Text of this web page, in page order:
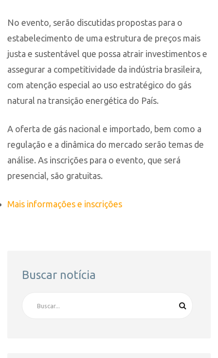
No evento, serão discutidas propostas para o
estabelecimento de uma estrutura de preços mais
justa e sustentável que possa atrair investimentos e
assegurar a competitividade da indústria brasileira,
com atenção especial ao uso estratégico do gás
natural na transição energética do País.
A oferta de gás nacional e importado, bem como a
regulação e a dinâmica do mercado serão temas de
análise. As inscrições para o evento, que será
presencial, são gratuitas.
Mais informações e inscrições
Buscar notícia